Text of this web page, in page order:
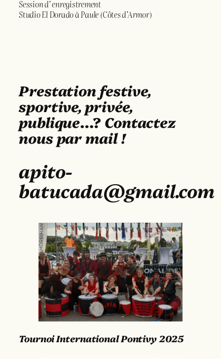
Session d’ enregistrement
Studio El Doradoà Paule (Côtes d’Armor)
Prestation festive,
sportive, privée,
publique…? Contactez
nous par mail !
apito-
batucada@gmail.com
Tournoi International Pontivy 2025